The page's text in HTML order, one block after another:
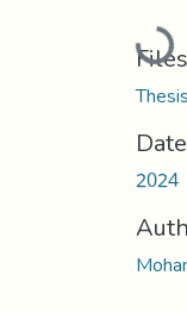
Loading...
Files
Date
2024